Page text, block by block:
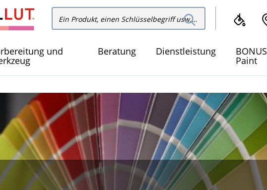
In der Website suchen
In der
Website
suchen
und Beratung Dienstleistung BONUS
Paint